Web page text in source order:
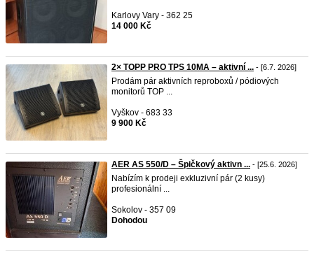
Karlovy Vary - 362 25
14 000 Kč
2× TOPP PRO TPS 10MA – aktivní ... - [6.7. 2026]
Prodám pár aktivních reproboxů / pódiových
monitorů TOP ...
Vyškov - 683 33
9 900 Kč
AER AS 550/D – Špičkový aktivn ... - [25.6. 2026]
Nabízím k prodeji exkluzivní pár (2 kusy)
profesionální ...
Sokolov - 357 09
Dohodou